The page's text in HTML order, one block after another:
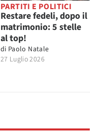
PARTITI E POLITICI
Restare fedeli, dopo il
matrimonio: 5 stelle
al top!
di Paolo Natale
27 Luglio 2026